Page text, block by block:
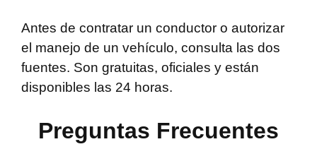
Antes de contratar un conductor o autorizar
el manejo de un vehículo, consulta las dos
fuentes. Son gratuitas, oficiales y están
disponibles las 24 horas.
Preguntas Frecuentes